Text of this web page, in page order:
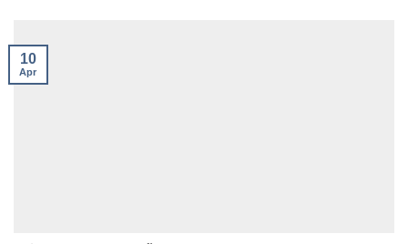
10
Apr